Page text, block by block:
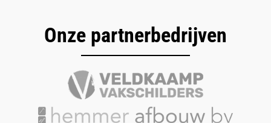
Onze partnerbedrijven